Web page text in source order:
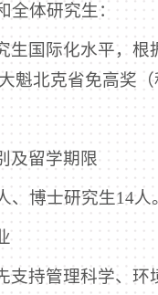
全体研究生：
生国际化水平，根
魁北克省免高奖
及留学期限
、博士研究生14人
支持管理科学、